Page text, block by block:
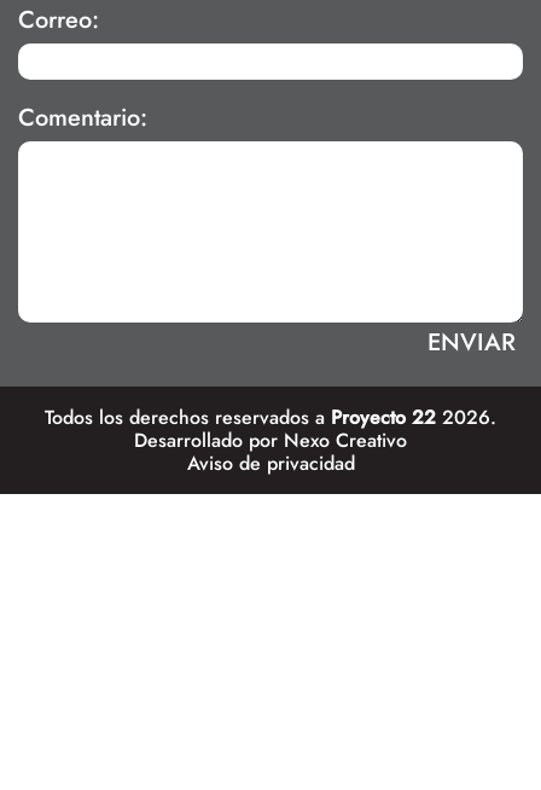
Correo:
Comentario:
Todos los derechos reservados a Proyecto 22 2026.
Desarrollado por Nexo Creativo
Aviso de privacidad